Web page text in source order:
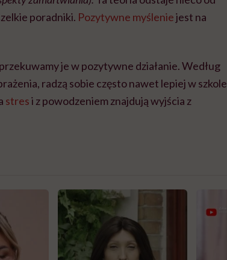
poradniki. Pozytywne myśleniejest na
je w pozytywne działanie. Według
radzą sobie często nawet lepiej w szkole
stresi z powodzeniem znajdują wyjścia z